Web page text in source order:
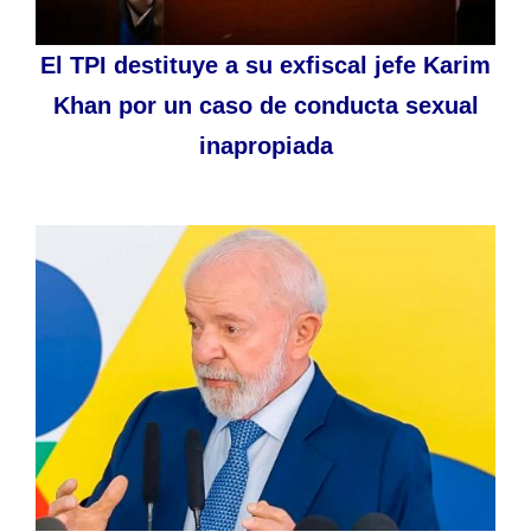
El TPI destituye a su exfiscal jefe Karim
Khan por un caso de conducta sexual
inapropiada